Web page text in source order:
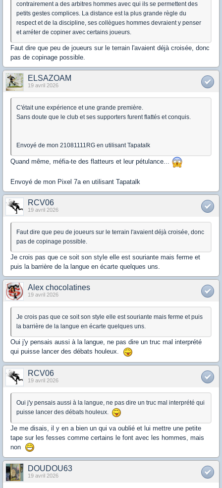
contrairement a des arbitres hommes avec qui ils se permettent des
petits gestes complices. La distance est la plus grande règle du
respect et de la discipline, ses collègues hommes devraient y penser
et arréter de copiner avec certains joueurs.
Faut dire que peu de joueurs sur le terrain l'avaient déjà croisée, donc
pas de copinage possible.
ELSAZOAM
19 avril 2026
C'était une expérience et une grande première.
Sans doute que le club et ses supporters furent flattés et conquis.
Envoyé de mon 21081111RG en utilisant Tapatalk
Quand même, méfia-te des flatteurs et leur pétulance...
Envoyé de mon Pixel 7a en utilisant Tapatalk
RCV06
19 avril 2026
Faut dire que peu de joueurs sur le terrain l'avaient déjà croisée, donc
pas de copinage possible.
Je crois pas que ce soit son style elle est souriante mais ferme et
puis la barrière de la langue en écarte quelques uns.
Alex chocolatines
19 avril 2026
Je crois pas que ce soit son style elle est souriante mais ferme et puis
la barrière de la langue en écarte quelques uns.
Oui j'y pensais aussi à la langue, ne pas dire un truc mal interprété
qui puisse lancer des débats houleux.
RCV06
19 avril 2026
Oui j'y pensais aussi à la langue, ne pas dire un truc mal interprété qui
puisse lancer des débats houleux.
Je me disais, il y en a bien un qui va oublié et lui mettre une petite
tape sur les fesses comme certains le font avec les hommes, mais
non
DOUDOU63
19 avril 2026